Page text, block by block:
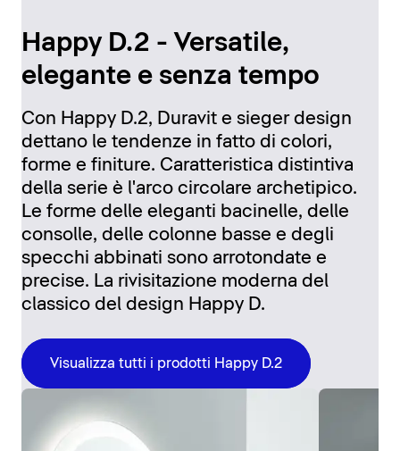
Happy D.2 - Versatile,
elegante e senza tempo
Con Happy D.2, Duravit e sieger design
dettano le tendenze in fatto di colori,
forme e finiture. Caratteristica distintiva
della serie è l'arco circolare archetipico.
Le forme delle eleganti bacinelle, delle
consolle, delle colonne basse e degli
specchi abbinati sono arrotondate e
precise. La rivisitazione moderna del
classico del design Happy D.
Visualizza tutti i prodotti Happy D.2